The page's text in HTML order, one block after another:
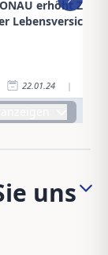
erhöht
22.01.24 |
uns